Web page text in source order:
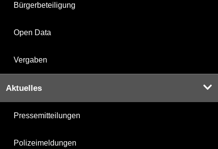
Bürgerbeteiligung
Open Data
Vergaben
Aktuelles
Pressemitteilungen
Polizeimeldungen